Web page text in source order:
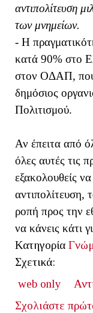
αντιπολίτευση
των μνημείων.
- Η
κατά 90% στο
στον ΟΔΑΠ, που
δημόσιος
Πολιτισμού.
Αν έπειτα από
όλες αυτές τις
εξακολουθείς
αντιπολίτευση,
ροπή προς την
να κάνεις κάτι
Κατηγορία
Σχετικά:
web only
Σχολιάστε